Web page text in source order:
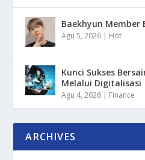
Baekhyun Member
Agu 5, 2026 | Hot
Kunci Sukses
Melalui Digitalisasi
Agu 4, 2026 | Finance
ARCHIVES